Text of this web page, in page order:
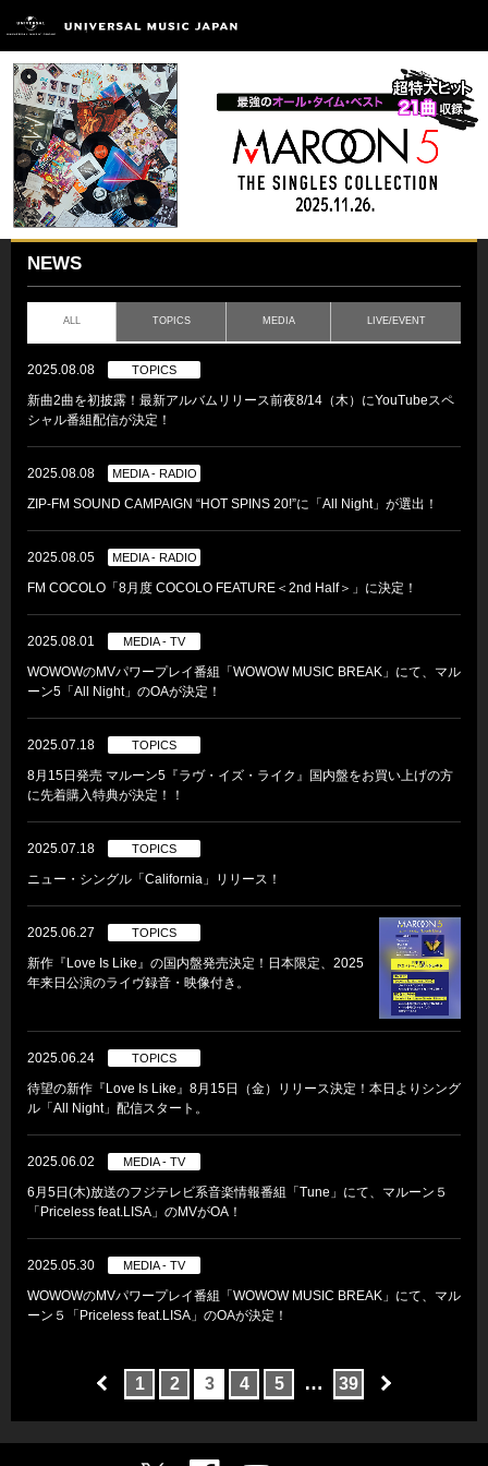
NEWS
ALL TOPICS MEDIA LIVE/EVENT
2025.08.08 TOPICS
新曲2曲を初披露！最新アルバムリリース前夜8/14（木）にYouTubeスペ
シャル番組配信が決定！
2025.08.08 MEDIA - RADIO
ZIP-FM SOUND CAMPAIGN “HOT SPINS 20!”に「All Night」が選出！
2025.08.05 MEDIA - RADIO
FM COCOLO「8月度 COCOLO FEATURE＜2nd Half＞」に決定！
2025.08.01 MEDIA - TV
WOWOWのMVパワープレイ番組「WOWOW MUSIC BREAK」にて、マル
ーン5「All Night」のOAが決定！
2025.07.18 TOPICS
8月15日発売 マルーン5『ラヴ・イズ・ライク』国内盤をお買い上げの方
に先着購入特典が決定！！
2025.07.18 TOPICS
ニュー・シングル「California」リリース！
2025.06.27 TOPICS
新作『Love Is Like』の国内盤発売決定！日本限定、2025
年来日公演のライヴ録音・映像付き。
2025.06.24 TOPICS
待望の新作『Love Is Like』8月15日（金）リリース決定！本日よりシング
ル「All Night」配信スタート。
2025.06.02 MEDIA - TV
6月5日(木)放送のフジテレビ系音楽情報番組「Tune」にて、マルーン５
「Priceless feat.LISA」のMVがOA！
2025.05.30 MEDIA - TV
WOWOWのMVパワープレイ番組「WOWOW MUSIC BREAK」にて、マル
ーン５「Priceless feat.LISA」のOAが決定！
1 2 3 4 5 … 39